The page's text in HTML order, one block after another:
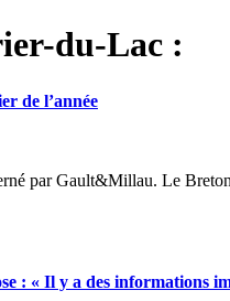
du-Lac :
de l’année
par Gault&Millau. Le
: « Il y a des informations